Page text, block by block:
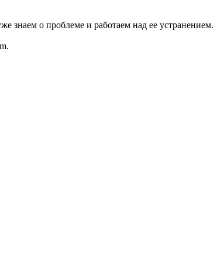
знаем о проблеме и работаем над ее устранением.